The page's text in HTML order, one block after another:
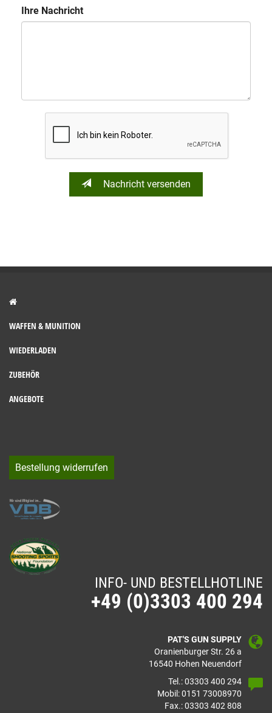
Ihre Nachricht
Nachricht versenden
WAFFEN & MUNITION
WIEDERLADEN
ZUBEHÖR
ANGEBOTE
Bestellung widerrufen
INFO- UND BESTELLHOTLINE
+49 (0)3303 400 294
PAT'S GUN SUPPLY
Oranienburger Str. 26 a
16540 Hohen Neuendorf
Tel.: 03303 400 294
Mobil: 0151 73008970
Fax.: 03303 402 808